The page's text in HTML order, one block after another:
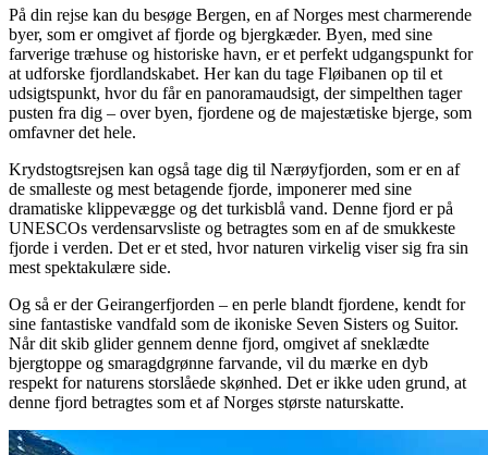
På din rejse kan du besøge Bergen, en af Norges mest charmerende
byer, som er omgivet af fjorde og bjergkæder. Byen, med sine
farverige træhuse og historiske havn, er et perfekt udgangspunkt for
at udforske fjordlandskabet. Her kan du tage Fløibanen op til et
udsigtspunkt, hvor du får en panoramaudsigt, der simpelthen tager
pusten fra dig – over byen, fjordene og de majestætiske bjerge, som
omfavner det hele.
Krydstogtsrejsen kan også tage dig til Nærøyfjorden, som er en af
de smalleste og mest betagende fjorde, imponerer med sine
dramatiske klippevægge og det turkisblå vand. Denne fjord er på
UNESCOs verdensarvsliste og betragtes som en af de smukkeste
fjorde i verden. Det er et sted, hvor naturen virkelig viser sig fra sin
mest spektakulære side.
Og så er der Geirangerfjorden – en perle blandt fjordene, kendt for
sine fantastiske vandfald som de ikoniske Seven Sisters og Suitor.
Når dit skib glider gennem denne fjord, omgivet af sneklædte
bjergtoppe og smaragdgrønne farvande, vil du mærke en dyb
respekt for naturens storslåede skønhed. Det er ikke uden grund, at
denne fjord betragtes som et af Norges største naturskatte.